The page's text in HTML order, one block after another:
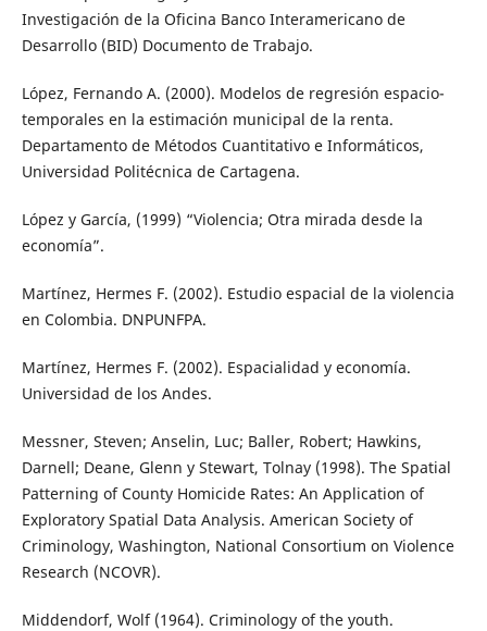
Investigación de la Oficina Banco Interamericano de
Desarrollo (BID) Documento de Trabajo.
López, Fernando A. (2000). Modelos de regresión espacio-
temporales en la estimación municipal de la renta.
Departamento de Métodos Cuantitativo e Informáticos,
Universidad Politécnica de Cartagena.
López y García, (1999) “Violencia; Otra mirada desde la
economía”.
Martínez, Hermes F. (2002). Estudio espacial de la violencia
en Colombia. DNPUNFPA.
Martínez, Hermes F. (2002). Espacialidad y economía.
Universidad de los Andes.
Messner, Steven; Anselin, Luc; Baller, Robert; Hawkins,
Darnell; Deane, Glenn y Stewart, Tolnay (1998). The Spatial
Patterning of County Homicide Rates: An Application of
Exploratory Spatial Data Analysis. American Society of
Criminology, Washington, National Consortium on Violence
Research (NCOVR).
Middendorf, Wolf (1964). Criminology of the youth.